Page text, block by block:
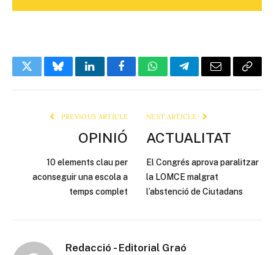
TwitterBlueskyLinkedInFacebookWhatsAppTelegramEmail Copy
PREVIOUS ARTICLE
OPINIÓ
10 elements clau per
aconseguir una escola a
temps complet
NEXT ARTICLE
ACTUALITAT
El Congrés aprova paralitzar
la LOMCE malgrat
l’abstenció de Ciutadans
Redacció - Editorial Graó